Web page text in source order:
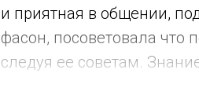
и приятная в общении,
фасон, посоветовала что
следуя ее советам.